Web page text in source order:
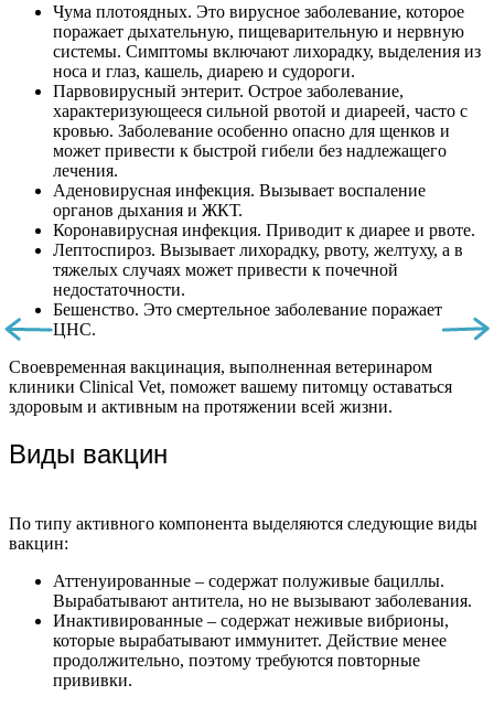
Чума плотоядных. Это вирусное заболевание, которое
поражает дыхательную, пищеварительную и нервную
системы. Симптомы включают лихорадку, выделения из
носа и глаз, кашель, диарею и судороги.
Парвовирусный энтерит. Острое заболевание,
характеризующееся сильной рвотой и диареей, часто с
кровью. Заболевание особенно опасно для щенков и
может привести к быстрой гибели без надлежащего
лечения.
Аденовирусная инфекция. Вызывает воспаление
органов дыхания и ЖКТ.
Коронавирусная инфекция. Приводит к диарее и рвоте.
Лептоспироз. Вызывает лихорадку, рвоту, желтуху, а в
тяжелых случаях может привести к почечной
недостаточности.
Бешенство. Это смертельное заболевание поражает
ЦНС.
Своевременная вакцинация, выполненная ветеринаром
клиники Clinical Vet, поможет вашему питомцу оставаться
здоровым и активным на протяжении всей жизни.
Виды вакцин
По типу активного компонента выделяются следующие виды
вакцин:
Аттенуированные – содержат полуживые бациллы.
Вырабатывают антитела, но не вызывают заболевания.
Инактивированные – содержат неживые вибрионы,
которые вырабатывают иммунитет. Действие менее
продолжительно, поэтому требуются повторные
прививки.